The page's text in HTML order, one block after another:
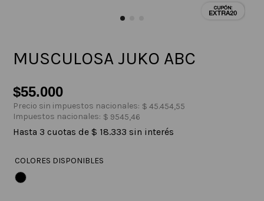
MUSCULOSA JUKO ABC
$55.000
Precio sin impuestos nacionales: $ 45.454,55
Impuestos nacionales: $ 9545,46
Hasta 3 cuotas de$ 18.333 sin interés
COLORES DISPONIBLES